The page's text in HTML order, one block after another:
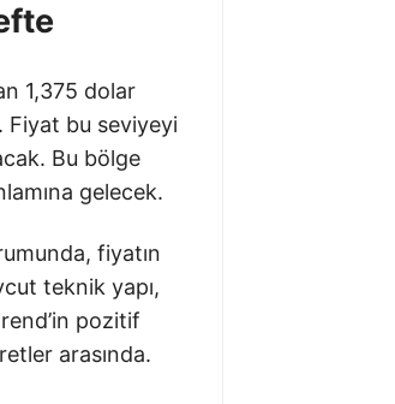
1,375 dolar
Fiyat bu seviyeyi
Bu bölge
gelecek.
fiyatın
teknik yapı,
pozitif
arasında.